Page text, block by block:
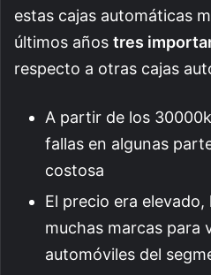
estas cajas automáticas
últimos años tres
respecto a otras cajas
A partir de los
fallas en algunas
costosa
El precio era
muchas marcas para
automóviles del